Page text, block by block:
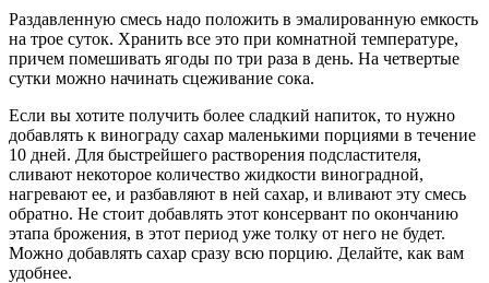
Раздавленную смесь надо положить в эмалированную емкость
на трое суток. Хранить все это при комнатной температуре,
причем помешивать ягоды по три раза в день. На четвертые
сутки можно начинать сцеживание сока.
Если вы хотите получить более сладкий напиток, то нужно
добавлять к винограду сахар маленькими порциями в течение
10 дней. Для быстрейшего растворения подсластителя,
сливают некоторое количество жидкости виноградной,
нагревают ее, и разбавляют в ней сахар, и вливают эту смесь
обратно. Не стоит добавлять этот консервант по окончанию
этапа брожения, в этот период уже толку от него не будет.
Можно добавлять сахар сразу всю порцию. Делайте, как вам
удобнее.